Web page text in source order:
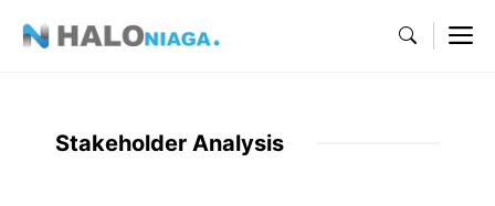
Stakeholder Analysis